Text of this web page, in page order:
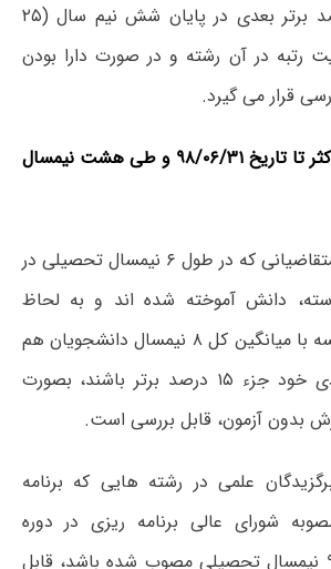
میانگین کل ده درصد برتر بعدی در پایان شش نیم سال (۲۵
رتبه در آن رشته و در صورت دارا بودن
قرار می گیرد.
۲- متقاضی باید حداکثر تا تاریخ ۹۸/۰۶/۳۱ و طی هشت نیمسال
درخواست متقاضیانی که در طول ۶ نیمسال تحصیلی در
دانش آموخته شده اند و به لحاظ
میانگین کل در مقایسه با میانگین کل ۸ نیمسال دانشجویان هم
رشته و غیرهم ورودی خود جزء ۱۵ درصد برتر باشند، بصورت
بدون آزمون، قابل بررسی است.
علمی در رشته هایی که برنامه
شورای عالی برنامه ریزی در دوره
کارشناسی پیوسته، ۹ نیمسال تحصیلی مصوب شده باشد، قابل